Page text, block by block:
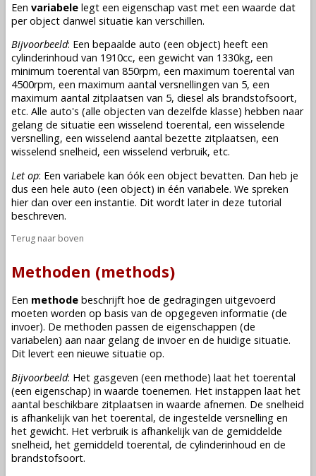
Een variabele legt een eigenschap vast met een waarde dat
perobject danwel situatie kan verschillen.
Bijvoorbeeld: Een bepaalde auto (een object) heeft een
cylinderinhoud van 1910cc, een gewicht van 1330kg, een
minimum toerental van 850rpm, een maximum toerental van
4500rpm, een maximum aantal versnellingen van 5, een
maximum aantal zitplaatsen van 5, diesel als brandstofsoort,
etc. Alle auto's (alle objecten van dezelfde klasse) hebben naar
gelang de situatie een wisselend toerental, een wisselende
versnelling, een wisselend aantal bezette zitplaatsen, een
wisselend snelheid, een wisselend verbruik, etc.
Let op: Een variabele kan óók een object bevatten. Dan heb je
dus een hele auto (een object) in één variabele. We spreken
hier dan over een instantie. Dit wordt later in deze tutorial
beschreven.
Terug naar boven
Methoden (methods)
Een methode beschrijft hoe de gedragingen uitgevoerd
moeten worden op basis van de opgegeven informatie (de
invoer). De methoden passen de eigenschappen (de
variabelen) aan naar gelang de invoer en de huidige situatie.
Dit levert een nieuwe situatie op.
Bijvoorbeeld: Het gasgeven (een methode) laat het toerental
(een eigenschap) in waarde toenemen. Het instappen laat het
aantal beschikbare zitplaatsen in waarde afnemen. De snelheid
is afhankelijk van het toerental, de ingestelde versnelling en
het gewicht. Het verbruik is afhankelijk van de gemiddelde
snelheid, het gemiddeld toerental, de cylinderinhoud en de
brandstofsoort.